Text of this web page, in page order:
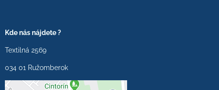
Kde nás nájdete ?
Textilná 2569
034 01 Ružomberok